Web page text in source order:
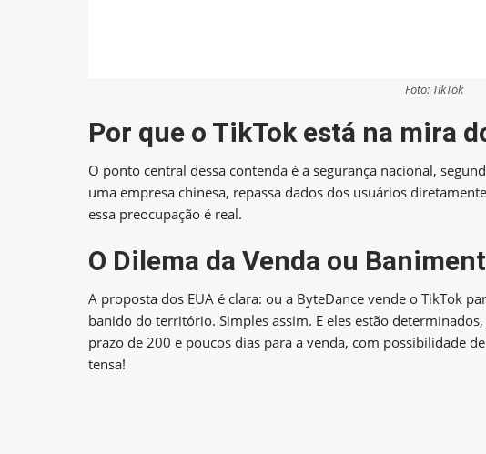
Foto: TikTok
Por que o TikTok está na mira
O ponto central dessa contenda é a segurança nacional,
uma empresa chinesa, repassa dados dos usuários
essa preocupação é real.
O Dilema da Venda ou
A proposta dos EUA é clara: ou a ByteDance vende o TikTok
banido do território. Simples assim. E eles estão
prazo de 200 e poucos dias para a venda, com possibilidade
tensa!